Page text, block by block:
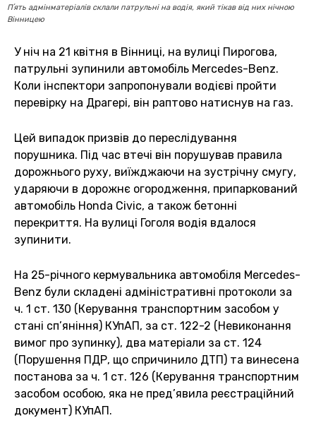
Пʼять адмінматеріалів склали патрульні на водія, який тікав від них нічною
Вінницею
У ніч на 21 квітня в Вінниці, на вулиці Пирогова,
патрульні зупинили автомобіль Mercedes-Benz.
Коли інспектори запропонували водієві пройти
перевірку на Драгері, він раптово натиснув на газ.
Цей випадок призвів до переслідування
порушника. Під час втечі він порушував правила
дорожнього руху, виїжджаючи на зустрічну смугу,
ударяючи в дорожнє огородження, припаркований
автомобіль Honda Civic, а також бетонні
перекриття. На вулиці Гоголя водія вдалося
зупинити.
На 25-річного кермувальника автомобіля Mercedes-
Benz були складені адміністративні протоколи за
ч. 1 ст. 130 (Керування транспортним засобом у
стані сп’яніння) КУпАП, за ст. 122-2 (Невиконання
вимог про зупинку), два матеріали за ст. 124
(Порушення ПДР, що спричинило ДТП) та винесена
постанова за ч. 1 ст. 126 (Керування транспортним
засобом особою, яка не пред’явила реєстраційний
документ) КУпАП.